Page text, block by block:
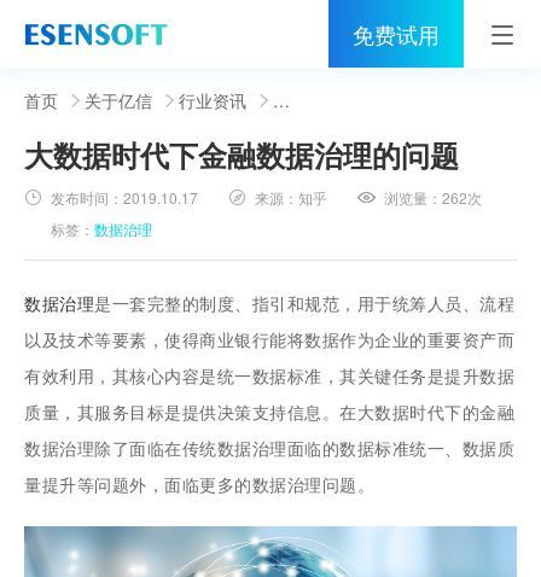
免费试用
首页
睿治
解决方案
伙伴
服务
社区
关于亿信
400-0011-866
首页 关于亿信 行业资讯
大数据时代下金融数据治理的问题
发布时间：2019.10.17 来源：知乎 浏览量：262次
标签：数据治理
数据治理是一套完整的制度、指引和规范，用于统筹人员、流程
以及技术等要素，使得商业银行能将数据作为企业的重要资产而
有效利用，其核心内容是统一数据标准，其关键任务是提升数据
质量，其服务目标是提供决策支持信息。在大数据时代下的金融
数据治理除了面临在传统数据治理面临的数据标准统一、数据质
量提升等问题外，面临更多的数据治理问题。